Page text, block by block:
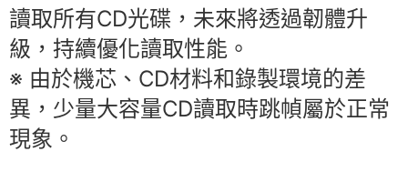
讀取所有CD光碟，未來將透過韌體升
級，持續優化讀取性能。
※ 由於機芯、CD材料和錄製環境的差
異，少量大容量CD讀取時跳幀屬於正常
現象。